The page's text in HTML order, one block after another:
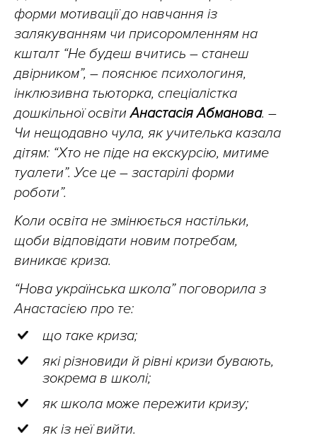
форми мотивації до навчання із
залякуванням чи присоромленням на
кшталт “Не будеш вчитись – станеш
двірником”, – пояснює психологиня,
інклюзивна тьюторка, спеціалістка
дошкільної освітиАнастасія Абманова. –
Чи нещодавно чула, як учителька казала
дітям: “Хто не піде на екскурсію, митиме
туалети”. Усе це – застарілі форми
роботи”.
Коли освіта не змінюється настільки,
щоби відповідати новим потребам,
виникає криза.
“Нова українська школа” поговорила з
Анастасією про те:
що таке криза;
які різновиди й рівні кризи бувають,
зокрема в школі;
як школа може пережити кризу;
як із неї вийти.